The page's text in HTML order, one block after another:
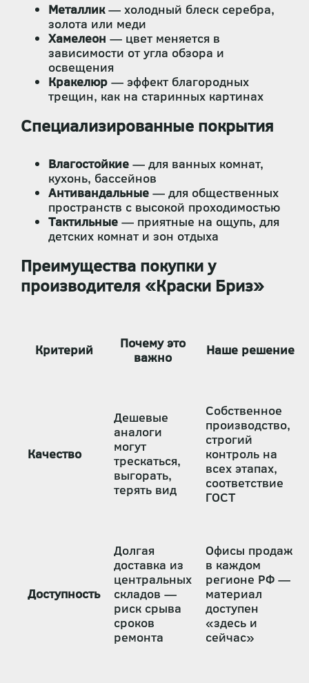
Металлик— холодный блеск серебра,
золота или меди
Хамелеон — цвет меняется в
зависимости от угла обзора и
освещения
Кракелюр — эффект благородных
трещин, как на старинных картинах
Специализированные покрытия
Влагостойкие — для ванных комнат,
кухонь, бассейнов
Антивандальные — для общественных
пространств с высокой проходимостью
Тактильные — приятные на ощупь, для
детских комнат и зон отдыха
Преимущества покупки у
производителя «Краски Бриз»
Критерий
Почему это
важно
Наше решение
Качество
Дешевые
аналоги
могут
трескаться,
выгорать,
терять вид
Собственное
производство,
строгий
контроль на
всех этапах,
соответствие
ГОСТ
Доступность
Долгая
доставка из
центральных
складов —
риск срыва
сроков
ремонта
Офисы продаж
в каждом
регионе РФ —
материал
доступен
«здесь и
сейчас»